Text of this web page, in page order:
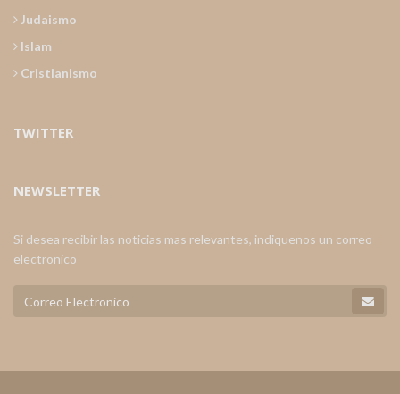
Judaismo
Islam
Cristianismo
TWITTER
NEWSLETTER
Si desea recibir las noticias mas relevantes, indiquenos un correo
electronico